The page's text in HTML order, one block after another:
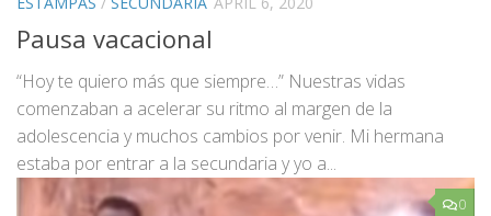
Pausa vacacional
“Hoy te quiero más que siempre…” Nuestras vidas
comenzaban a acelerar su ritmo al margen de la
adolescencia y muchos cambios por venir. Mi hermana
estaba por entrar a la secundaria y yo a...
0